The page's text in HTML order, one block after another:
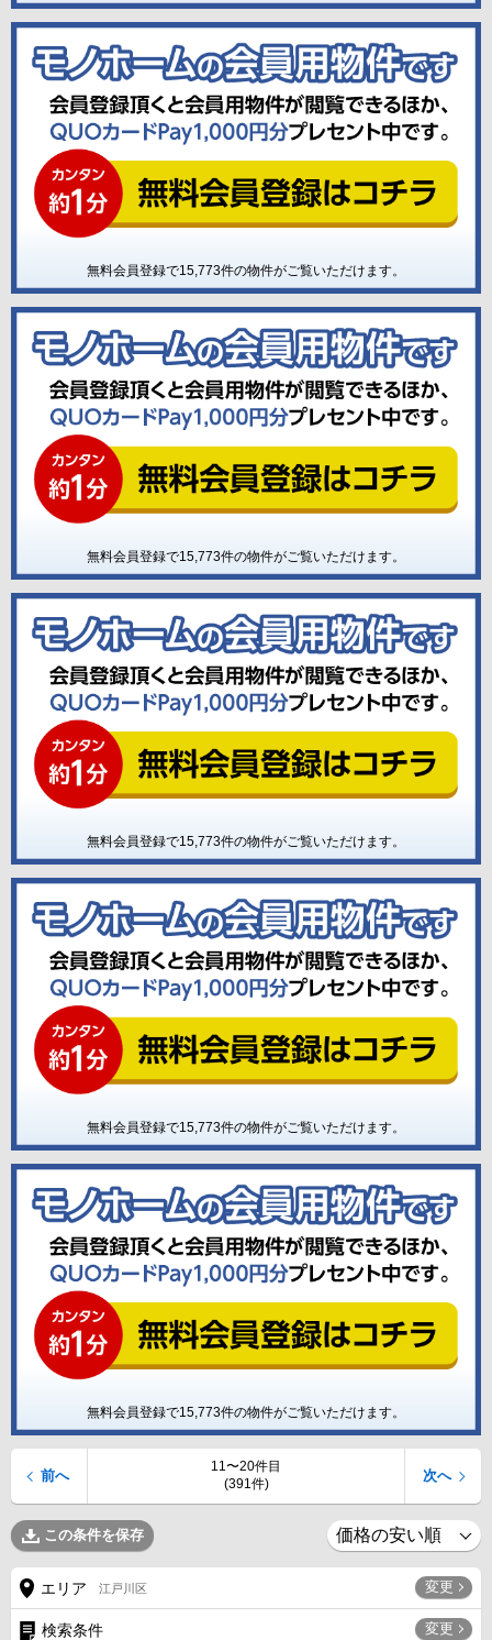
無料会員登録で15,773件の物件がご覧いただけます。
無料会員登録で15,773件の物件がご覧いただけます。
無料会員登録で15,773件の物件がご覧いただけます。
無料会員登録で15,773件の物件がご覧いただけます。
無料会員登録で15,773件の物件がご覧いただけます。
11〜20件目
(391件)
前へ 次へ
この条件を保存
エリア 江戸川区 変更
検索条件 変更